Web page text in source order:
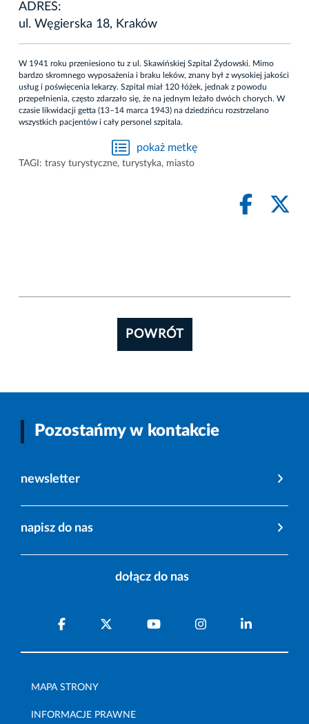
ADRES:
ul. Węgierska 18, Kraków
W 1941 roku przeniesiono tu z ul. Skawińskiej Szpital Żydowski. Mimo
bardzo skromnego wyposażenia i braku leków, znany był z wysokiej jakości
usług i poświęcenia lekarzy. Szpital miał 120 łóżek, jednak z powodu
przepełnienia, często zdarzało się, że na jednym leżało dwóch chorych. W
czasie likwidacji getta (13–14 marca 1943) na dziedzińcu rozstrzelano
wszystkich pacjentów i cały personel szpitala.
pokaż metkę
TAGI: trasy turystyczne, turystyka, miasto
POWRÓT
Pozostańmy w kontakcie
newsletter
napisz do nas
dołącz do nas
MAPA STRONY
INFORMACJE PRAWNE